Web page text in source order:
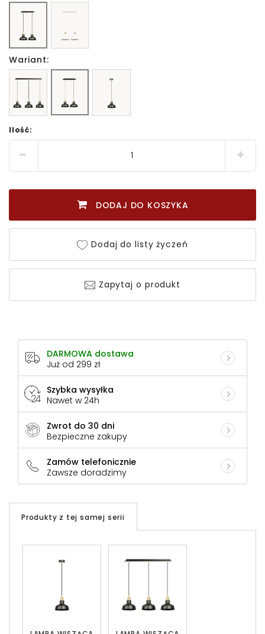
Wariant:
Ilość:
DODAJ DO KOSZYKA
Dodaj do listy życzeń
Zapytaj o produkt
DARMOWA dostawa
Już od 299 zł
Szybka wysyłka
Nawet w 24h
Zwrot do 30 dni
Bezpieczne zakupy
Zamów telefonicznie
Zawsze doradzimy
Produkty z tej samej serii